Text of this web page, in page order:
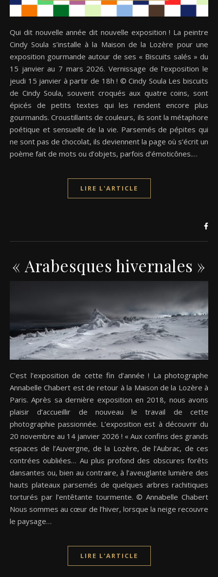
Qui dit nouvelle année dit nouvelle exposition ! La peintre
Cindy Soula s’installe à la Maison de la Lozère pour une
exposition gourmande autour de ses « Biscuits salés » du
15 janvier au 7 mars 2026. Vernissage de l’exposition le
jeudi 15 janvier à partir de 18h ! © Cindy Soula Les biscuits
de Cindy Soula, souvent croqués aux quatre coins, sont
épicés de petits textes qui les rendent encore plus
gourmands. Croustillants de couleurs, ils sont la métaphore
poétique et sensuelle de la vie. Parsemés de pépites qui
ne sont pas de chocolat, ils deviennent la page où s’écrit un
poème fait de mots ou d’objets, parfois d’émoticônes.…
LIRE L'ARTICLE
« Arabesques hivernales »
C’est l’exposition de cette fin d’année ! La photographe
Annabelle Chabert est de retour à la Maison de la Lozère à
Paris. Après sa dernière exposition en 2018, nous avons
plaisir d’accueillir de nouveau le travail de cette
photographie passionnée. L’exposition est à découvrir du
20 novembre au 14 janvier 2026 ! « Aux confins des grands
espaces de l’Auvergne, de la Lozère, de l’Aubrac, de ces
contrées oubliées… Au plus profond des obscures forêts
dansantes ou, bien au contraire, à l’aveuglante lumière des
hauts plateaux parsemés de quelques arbres rachitiques
torturés par l’entêtante tourmente. © Annabelle Chabert
Nous sommes au cœur de l’hiver, lorsque la neige recouvre
le paysage…
LIRE L'ARTICLE